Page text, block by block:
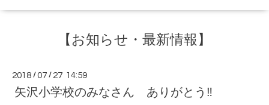
【お知らせ・最新情報】
2018 /07 / 27 14:59
矢沢小学校のみなさん ありがとう‼